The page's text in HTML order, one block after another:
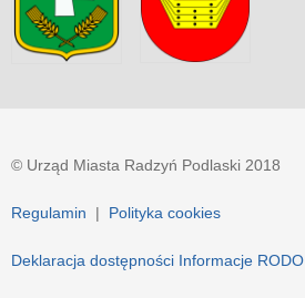
© Urząd Miasta Radzyń Podlaski 2018
Regulamin | Polityka cookies
Deklaracja dostępności Informacje RODO